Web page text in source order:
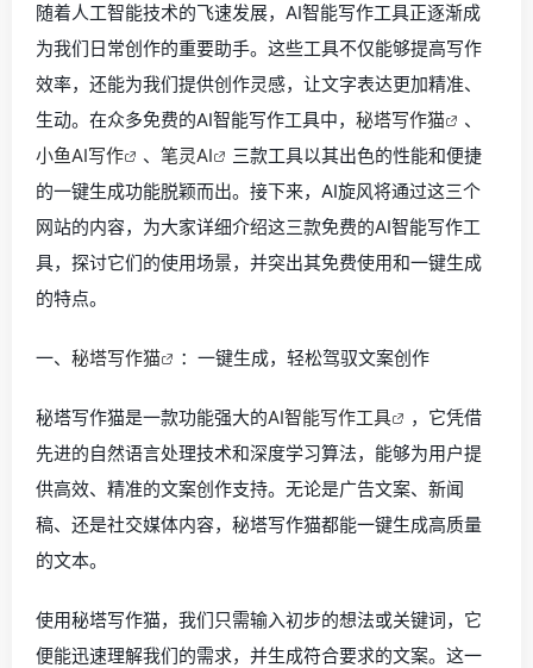
随着人工智能技术的飞速发展，AI智能写作工具正逐渐成
为我们日常创作的重要助手。这些工具不仅能够提高写作
效率，还能为我们提供创作灵感，让文字表达更加精准、
生动。在众多免费的AI智能写作工具中， 秘塔写作猫
、
小鱼AI写作
、 笔灵AI
三款工具以其出色的性能和便捷
的一键生成功能脱颖而出。接下来，AI旋风将通过这三个
网站的内容，为大家详细介绍这三款免费的AI智能写作工
具，探讨它们的使用场景，并突出其免费使用和一键生成
的特点。
一、 秘塔写作猫 ：一键生成，轻松驾驭文案创作
秘塔写作猫是一款功能强大的AI智能写作工具
，它凭借
先进的自然语言处理技术和深度学习算法，能够为用户提
供高效、精准的文案创作支持。无论是广告文案、新闻
稿、还是社交媒体内容，秘塔写作猫都能一键生成高质量
的文本。
使用秘塔写作猫，我们只需输入初步的想法或关键词，它
便能迅速理解我们的需求，并生成符合要求的文案。这一